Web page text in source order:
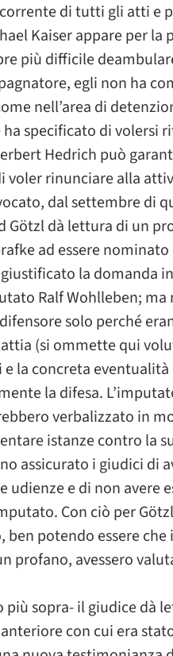
di tutti gli atti e
Kaiser appare per
più difficile
egli non ha
nell’area di
specificato di volersi
Hedrich può
voler rinunciare alla
dal settembre di
Götzl dà lettura di un
ad essere
giustificato la domanda
Ralf Wohlleben; ma
solo perché
(si ommette qui
la concreta
la difesa.
verbalizzato in
istanze contro la
assicurato i giudici di
e di non avere
Con ciò per
potendo essere
profano, avessero
più sopra- il giudice dà
con cui era